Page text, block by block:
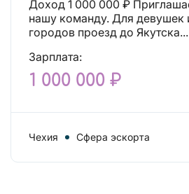
Доход 1 000 000 ₽ Приглашаем девушек в
нашу команду. Для девушек из других
городов проезд до Якутска...
Зарплата:
1 000 000 ₽
Чехия Сфера эскорта